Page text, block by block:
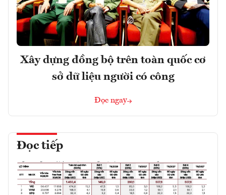
Xây dựng đồng bộ trên toàn quốc cơ
sở dữ liệu người có công
Đọc ngay
Đọc tiếp